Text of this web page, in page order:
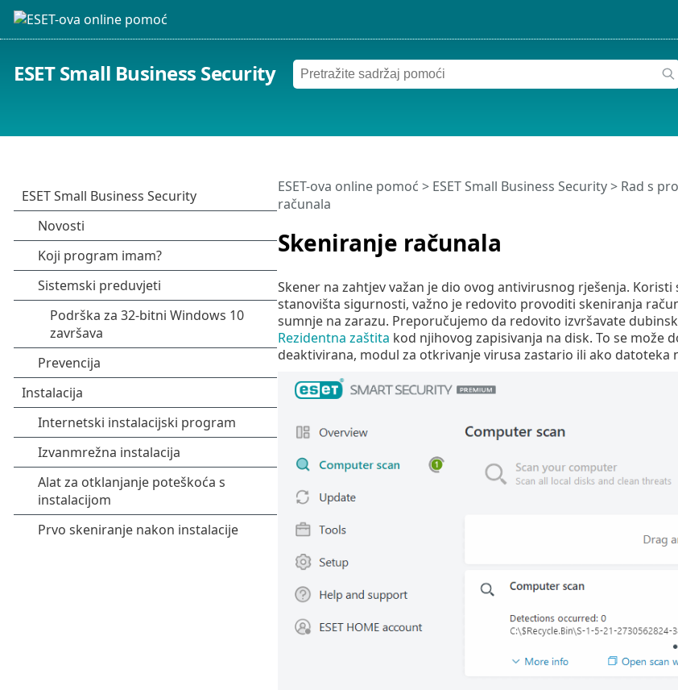
ESET Small Business Security
Skeniranje računala
ESET-ova online pomoć > ESET Small Business Security> Rad s
računala
Skener na zahtjev važan je dio ovog antivirusnog rješenja.
stanovišta sigurnosti, važno je redovito provoditi skeniranja
sumnje na zarazu. Preporučujemo da redovito izvršavate
Rezidentna zaštita kod njihovog zapisivanja na disk. To se
deaktivirana, modul za otkrivanje virusa zastario ili ako